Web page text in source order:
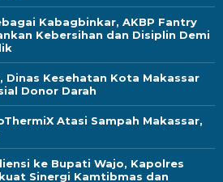
Kabagbinkar, AKBP Fantry
Kebersihan dan Disiplin Demi
Dinas Kesehatan Kota Makassar
Donor Darah
Atasi Sampah Makassar,
ke Bupati Wajo, Kapolres
Sinergi Kamtibmas dan